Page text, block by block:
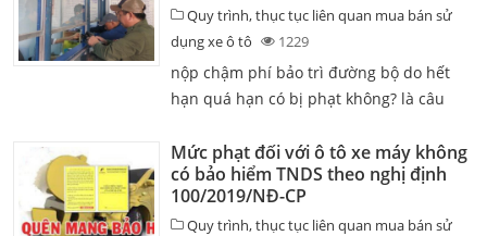
Quy trình, thục tục liên quan mua bán sử
dụng xe ô tô
1229
nộp chậm phí bảo trì đường bộ do hết
hạn quá hạn có bị phạt không? là câu
thông tư Nghị định ...
Mức phạt đối với ô tô xe máy không
có bảo hiểm TNDS theo nghị định
100/2019/NĐ-CP
Quy trình, thục tục liên quan mua bán sử